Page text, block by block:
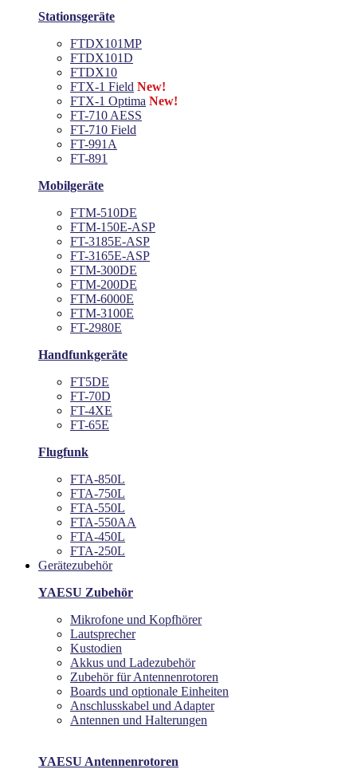
Stationsgeräte
FTDX101MP
FTDX101D
FTDX10
FTX-1 Field New!
FTX-1 Optima New!
FT-710 AESS
FT-710 Field
FT-991A
FT-891
Mobilgeräte
FTM-510DE
FTM-150E-ASP
FT-3185E-ASP
FT-3165E-ASP
FTM-300DE
FTM-200DE
FTM-6000E
FTM-3100E
FT-2980E
Handfunkgeräte
FT5DE
FT-70D
FT-4XE
FT-65E
Flugfunk
FTA-850L
FTA-750L
FTA-550L
FTA-550AA
FTA-450L
FTA-250L
Gerätezubehör
YAESU Zubehör
Mikrofone und Kopfhörer
Lautsprecher
Kustodien
Akkus und Ladezubehör
Zubehör für Antennenrotoren
Boards und optionale Einheiten
Anschlusskabel und Adapter
Antennen und Halterungen
YAESU Antennenrotoren